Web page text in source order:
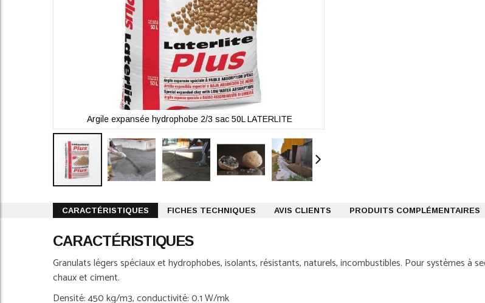
Argile expansée hydrophobe 2/3 sac 50L LATERLITE
to
the
of
images
gallery
CARACTÉRISTIQUES FICHES TECHNIQUES AVIS CLIENTS PRODUITS COMPLÉMENTAIRES
CARACTÉRISTIQUES
Granulats légers spéciaux et hydrophobes, isolants, résistants, naturels, incombustibles. Pour systèmes à
chaux et ciment.
Densité: 450 kg/m3, conductivité: 0.1 W/mk